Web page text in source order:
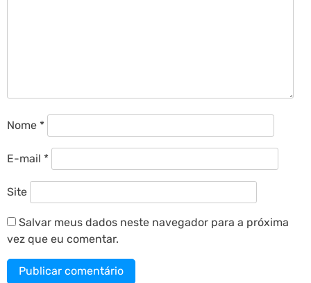
Nome *
E-mail *
Site
Salvar meus dados neste navegador para a próxima
vez que eu comentar.